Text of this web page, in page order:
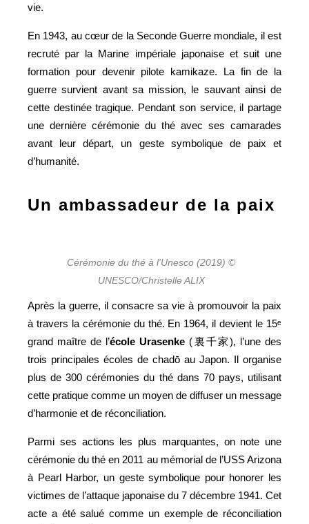
vie.
En 1943, au cœur de la Seconde Guerre mondiale, il est
recruté par la Marine impériale japonaise et suit une
formation pour devenir pilote kamikaze. La fin de la
guerre survient avant sa mission, le sauvant ainsi de
cette destinée tragique. Pendant son service, il partage
une dernière cérémonie du thé avec ses camarades
avant leur départ, un geste symbolique de paix et
d’humanité.
Un ambassadeur de la paix
Cérémonie du thé à l'Unesco (2019) ©
UNESCO/Christelle ALIX
Après la guerre, il consacre sa vie à promouvoir la paix
à travers la cérémonie du thé. En 1964, il devient le 15ᵉ
grand maître de l’école Urasenke (裏千家), l’une des
trois principales écoles de chadō au Japon. Il organise
plus de 300 cérémonies du thé dans 70 pays, utilisant
cette pratique comme un moyen de diffuser un message
d’harmonie et de réconciliation.
Parmi ses actions les plus marquantes, on note une
cérémonie du thé en 2011 au mémorial de l’USS Arizona
à Pearl Harbor, un geste symbolique pour honorer les
victimes de l’attaque japonaise du 7 décembre 1941. Cet
acte a été salué comme un exemple de réconciliation